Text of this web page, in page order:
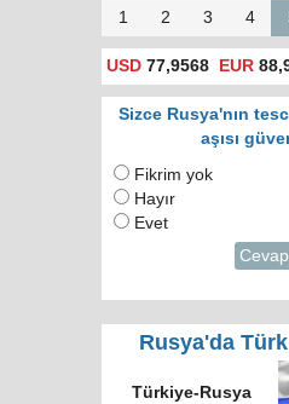
1 2 3 4
USD 77,9568 EUR
Sizce Rusya'nın
aşısı
Fikrim yok
Hayır
Evet
Rusya'da
Türkiye-Rusya